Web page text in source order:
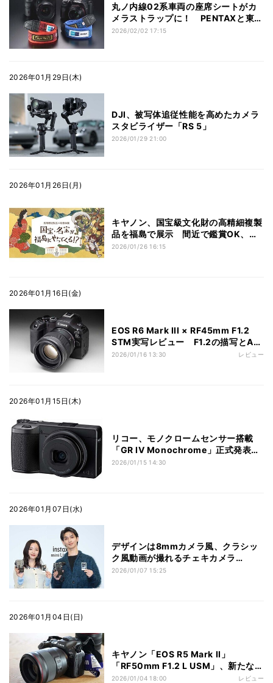
丸ノ内線02系車両の座席シートがカ
メラストラップに！ PENTAXと東京
メトロがコラボ
2026/02/02 17:15
2026年01月29日(木)
DJI、被写体追従性能を高めたカメラ
スタビライザー「RS 5」
2026/01/29 21:00
2026年01月26日(月)
キヤノン、国宝級文化財の高精細複製
品を福島で展示 間近で鑑賞OK、撮
影もOK
2026/01/26 16:15
2026年01月16日(金)
EOS R6 Mark III × RF45mm F1.2
STM実写レビュー F1.2の描写とAF
性能を試す
2026/01/16 13:30 レビュー
2026年01月15日(木)
リコー、モノクロームセンサー搭載
「GR IV Monochrome」正式発表
実売28万円
2026/01/15 14:30
2026年01月07日(水)
デザインは8mmカメラ風、クラシッ
ク風動画が撮れるチェキカメラ
「instax mini Evo Cinema」
2026/01/07 15:25
2026年01月04日(日)
キヤノン「EOS R5 Mark II」
「RF50mm F1.2 L USM」、新たな気
分で作品作りを【2025年コレ買っ
2026/01/04 18:00 レビュー